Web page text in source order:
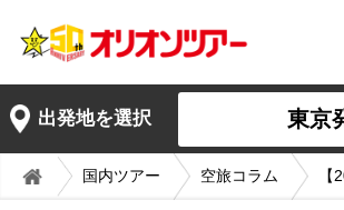
出発地を選択 東京
国内ツアー 空旅コラム